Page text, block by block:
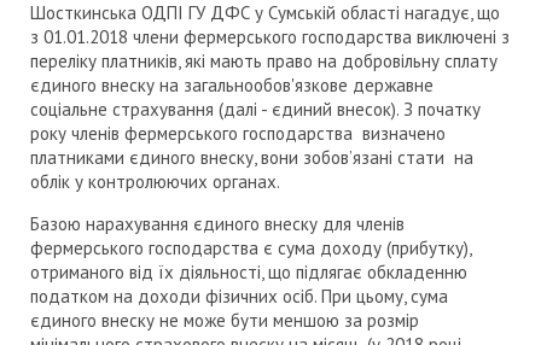
Шосткинська ОДПІ ГУ ДФС у Сумській області нагадує, що
з 01.01.2018 члени фермерського господарства виключені з
переліку платників, які мають право на добровільну сплату
єдиного внеску на загальнообов'язкове державне
соціальне страхування (далі - єдиний внесок). З початку
року членів фермерського господарства визначено
платниками єдиного внеску, вони зобов’язані стати на
облік у контролюючих органах.
Базою нарахування єдиного внеску для членів
фермерського господарства є сума доходу (прибутку),
отриманого від їх діяльності, що підлягає обкладенню
податком на доходи фізичних осіб. При цьому, сума
єдиного внеску не може бути меншою за розмір